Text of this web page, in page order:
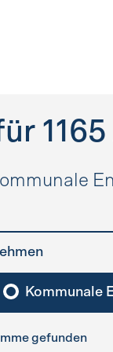
1165
Kommunale
gefunden